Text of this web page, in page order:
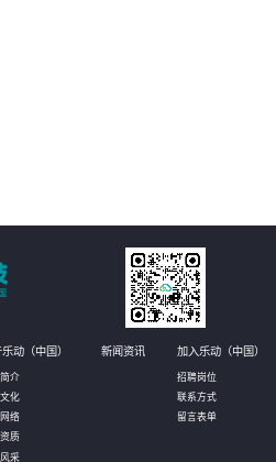
动（中国）
介
化
络
质
采
新闻资讯 加入乐动（中国）
招聘岗位
联系方式
留言表单